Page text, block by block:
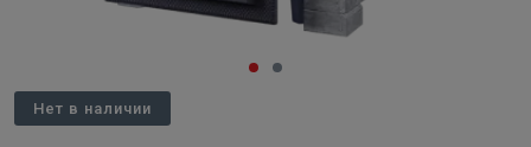
Нет в наличии